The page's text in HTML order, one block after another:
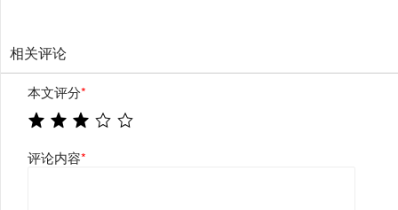
相关评论
本文评分*
评论内容*